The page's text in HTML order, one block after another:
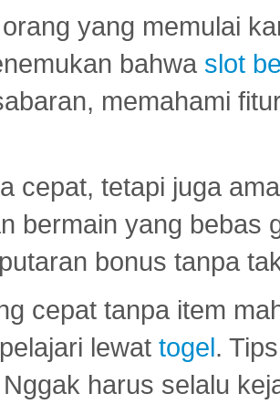
yang memulai
bahwa slot
memahami
cepat, tetapi juga
bermain yang bebas
bonus tanpa
cepat tanpa item
lewat togel.
harus selalu